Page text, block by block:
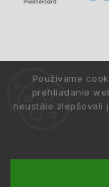
Používame
prehliadanie
neustále zlepšovali
Copyright © 1993 -